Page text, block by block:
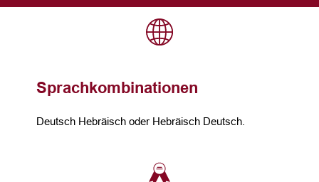
Sprachkombinationen
Deutsch Hebräisch oder Hebräisch Deutsch.